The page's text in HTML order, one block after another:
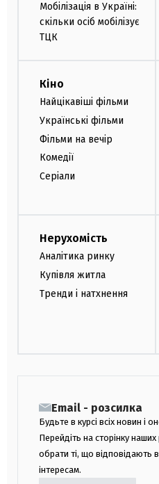
Мобілізація в Україні:
скільки осіб мобілізує
ТЦК
Кіно
Найцікавіші фільми
Українські фільми
Фільми на вечір
Комедії
Серіали
Нерухомість
Аналітика ринку
Купівля житла
Тренди і натхнення
Email - розсилка
Будьте в курсі всіх новин і
Перейдіть на сторінку
обрати ті, що відповідають
інтересам.